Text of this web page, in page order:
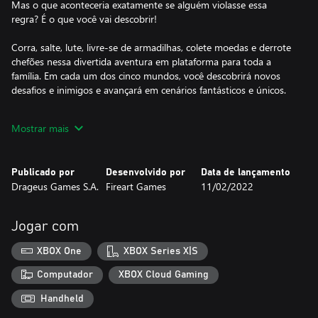
Mas o que aconteceria exatamente se alguém violasse essa
regra? É o que você vai descobrir!
Corra, salte, lute, livre-se de armadilhas, colete moedas e derrote
chefões nessa divertida aventura em plataforma para toda a
família. Em cada um dos cinco mundos, você descobrirá novos
desafios e inimigos e avançará em cenários fantásticos e únicos.
– Maravilhas e diversidade. 50 fases em cinco mundos com
criaturas malignas no caminho;
– Batalhas épicas contra chefões. Robôs fazendeiros? Aranhas
no nosso jogo!
Mostrar mais
Publicado por
Drageus Games S.A.
Desenvolvido por
Fireart Games
Data de lançamento
11/02/2022
Jogar com
XBOX One XBOX Series X|S
Computador XBOX Cloud Gaming
Handheld